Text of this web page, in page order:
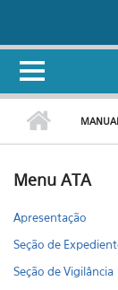
Menu ATA
Apresentação
Seção de
Seção de Vigilância